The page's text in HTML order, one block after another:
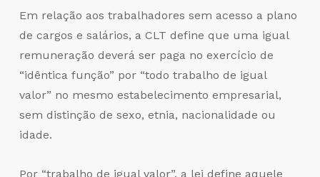
Em relação aos trabalhadores sem acesso a plano
de cargos e salários, a CLT define que uma igual
remuneração deverá ser paga no exercício de
“idêntica função” por “todo trabalho de igual
valor” no mesmo estabelecimento empresarial,
sem distinção de sexo, etnia, nacionalidade ou
idade.
Por “trabalho de igual valor”, a lei define aquele